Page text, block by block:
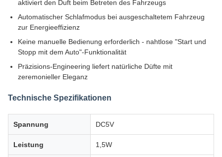
aktiviert den Duft beim Betreten des Fahrzeugs
Automatischer Schlafmodus bei ausgeschaltetem Fahrzeug
zur Energieeffizienz
Keine manuelle Bedienung erforderlich - nahtlose "Start und
Stopp mit dem Auto"-Funktionalität
Präzisions-Engineering liefert natürliche Düfte mit
zeremonieller Eleganz
Technische Spezifikationen
Spannung DC5V
Leistung 1,5W